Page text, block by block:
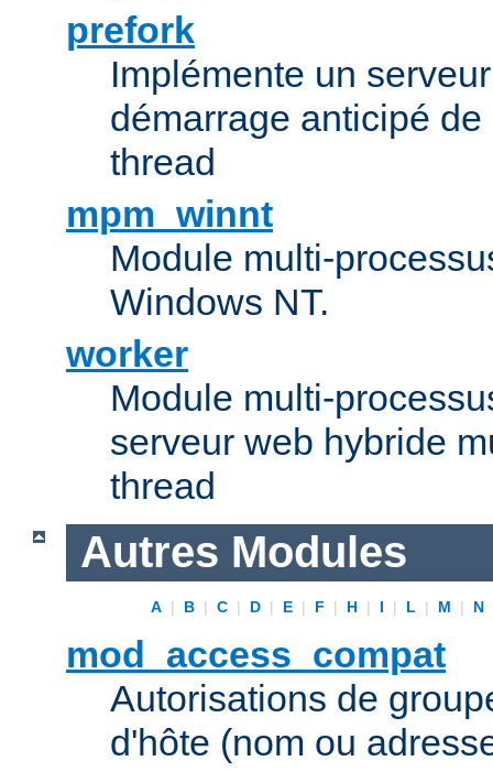
prefork
Implémente un
démarrage anticipé
thread
mpm_winnt
Module multi-
Windows NT.
worker
Module multi-
serveur web hybride
thread
Autres Modules
A | B | C | D | E | F | H | I | L | M | N
mod_access_compat
Autorisations de
d'hôte (nom ou